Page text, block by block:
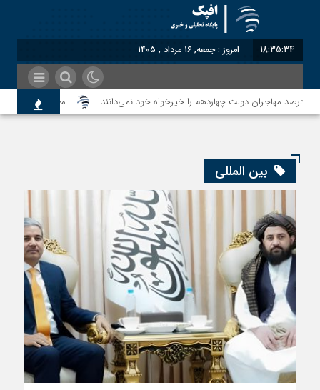
18:35:34 امروز : جمعه, ۱۶ مرداد , ۱۴۰۵
معاون سنای
بین المللی